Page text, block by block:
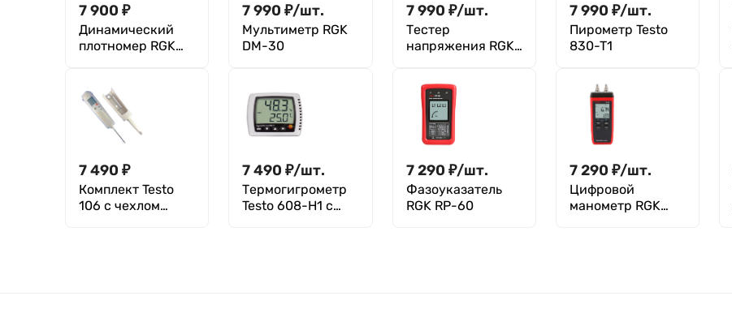
7 900 ₽
Динамический
плотномер RGK
7 990 ₽/шт.
Мультиметр RGK
DM-30
7 990 ₽/шт.
Тестер
напряжения RGK
7 990 ₽/шт.
Пирометр Testo
830-T1
7 490 ₽
Комплект Testo
106 с чехлом
7 490 ₽/шт.
Термогигрометр
Testo 608-H1 с
7 290 ₽/шт.
Фазоуказатель
RGK RP-60
7 290 ₽/шт.
Цифровой
манометр RGK